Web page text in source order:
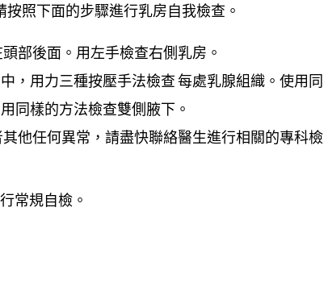
照下面的步驟進行乳房自我檢查。
部後面。用左手檢查右側乳房。
，用力三種按壓手法檢查 每處乳腺組織。使用同
同樣的方法檢查雙側腋下。
他任何異常，請盡快聯絡醫生進行相關的專科檢
常規自檢。